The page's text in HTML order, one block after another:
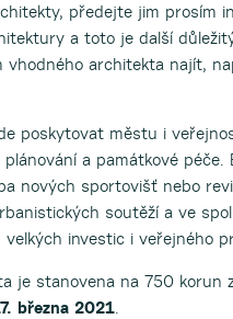
předejte jim prosím
a toto je další
vhodného architekta najít,
poskytovat městu i
a památkové
nových sportovišť nebo
soutěží a ve
velkých investic i veřejného
je stanovena na 750 korun
března 2021.